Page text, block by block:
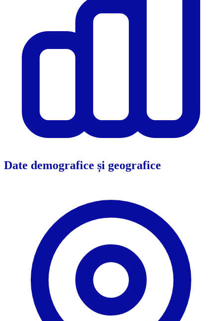
Date demografice și geografice